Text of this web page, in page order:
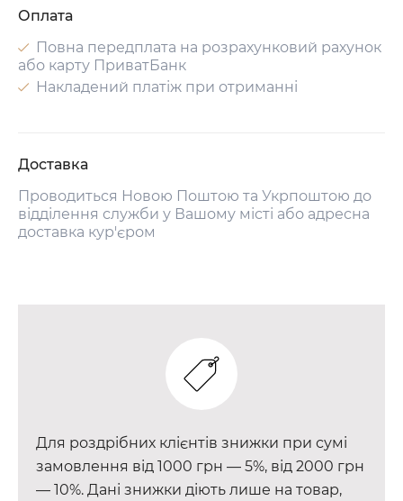
Оплата
Повна передплата на розрахунковий рахунок
або карту ПриватБанк
Накладений платіж при отриманні
Доставка
Проводиться Новою Поштою та Укрпоштою до
відділення служби у Вашому місті або адресна
доставка кур'єром
Для роздрібних клієнтів знижки при сумі
замовлення від 1000 грн — 5%, від 2000 грн
— 10%. Дані знижки діють лише на товар,